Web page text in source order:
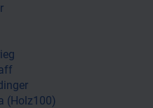
(Holz100)